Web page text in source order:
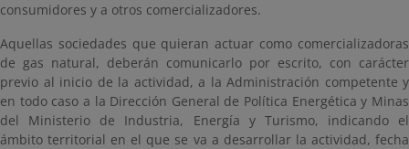
consumidores y a otros comercializadores.
Aquellas sociedades que quieran actuar como comercializadoras
de gas natural, deberán comunicarlo por escrito, con carácter
previo al inicio de la actividad, a la Administración competente y
en todo caso a la Dirección General de Política Energética y Minas
del Ministerio de Industria, Energía y Turismo, indicando el
ámbito territorial en el que se va a desarrollar la actividad, fecha